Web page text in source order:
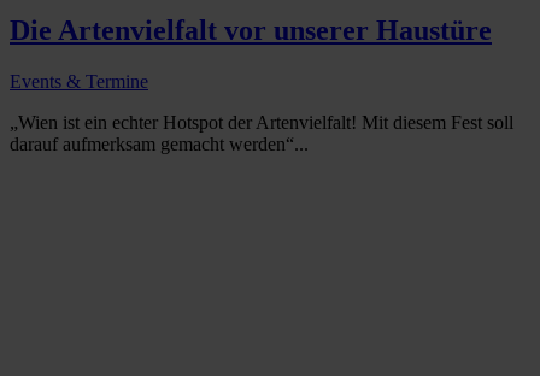
Die Artenvielfalt vor unserer Haustüre
Events & Termine
„Wien ist ein echter Hotspot der Artenvielfalt! Mit diesem Fest soll
darauf aufmerksam gemacht werden“...